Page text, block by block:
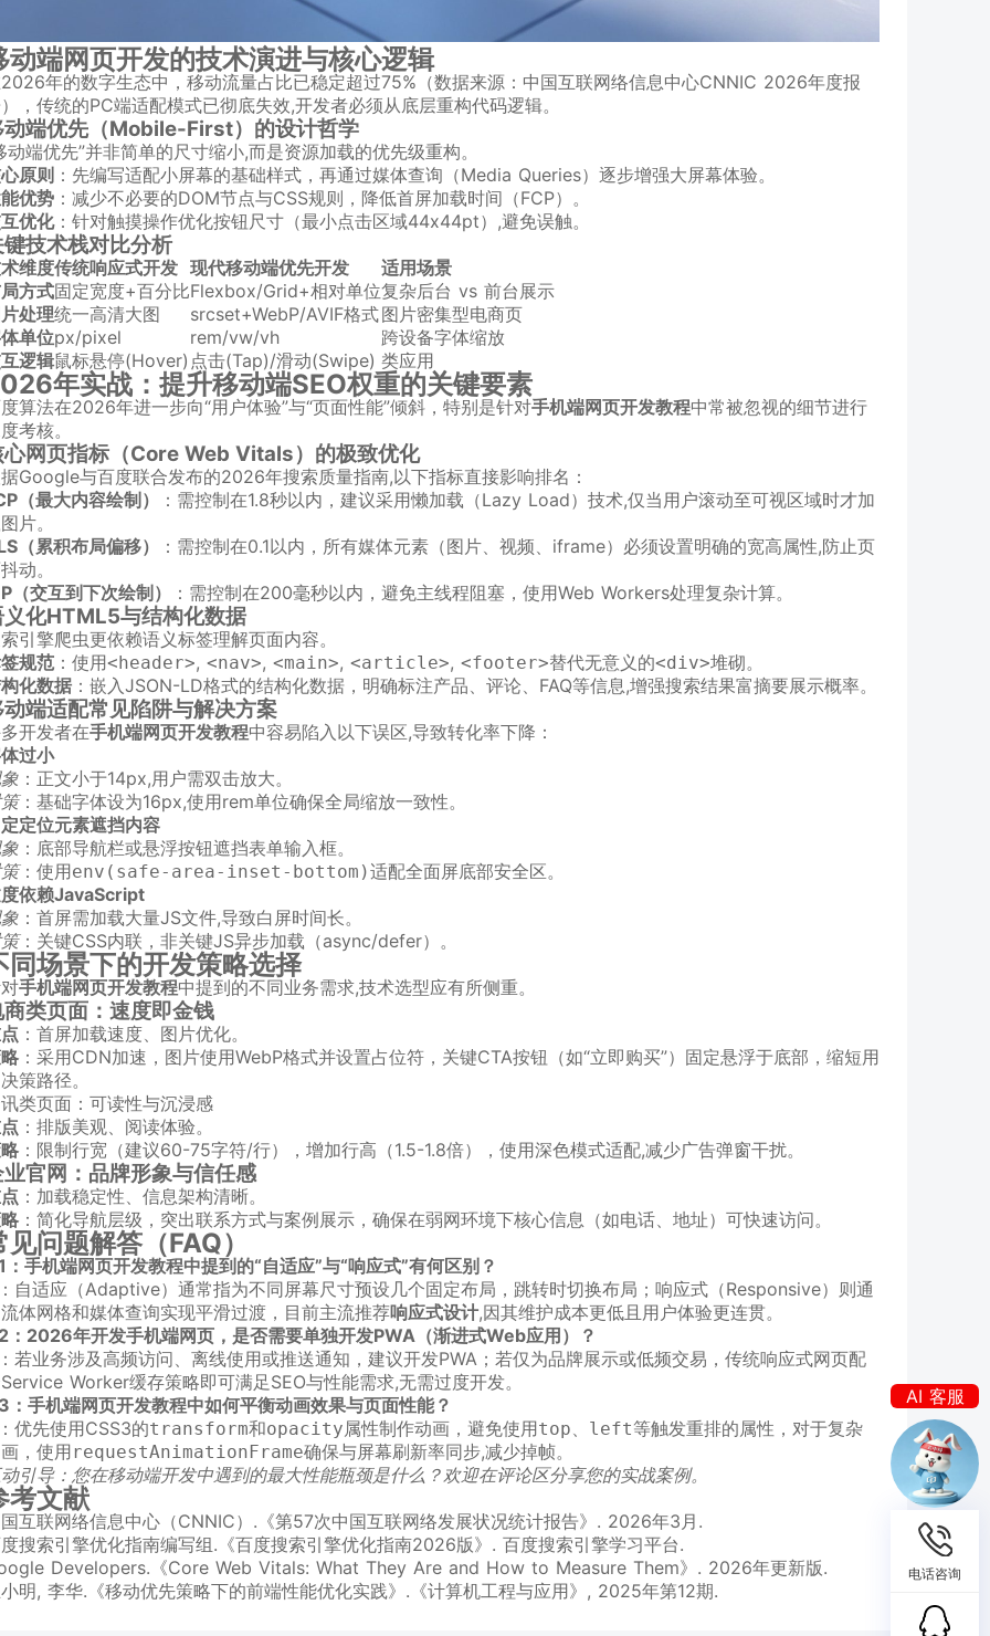
AI 客服
晓云
我是你的
电话咨询
动端网页开发的技术演进与核心逻辑
年的数字生态中，移动流量占比已稳定超过75%（数据来源：中国互联网络信息中心CNNIC 2026年度报
，传统的PC端适配模式已彻底失效,开发者必须从底层重构代码逻辑。
动端优先（Mobile-First）的设计哲学
动端优先”并非简单的尺寸缩小,而是资源加载的优先级重构。
原则 ：先编写适配小屏幕的基础样式，再通过媒体查询（Media Queries）逐步增强大屏幕体验。
优势 ：减少不必要的DOM节点与CSS规则，降低首屏加载时间（FCP）。
优化：针对触摸操作优化按钮尺寸（最小点击区域44x44pt）,避免误触。
技术栈对比分析
维度传统响应式开发 现代移动端优先开发
适用场景
方式固定宽度+百分比Flexbox/Grid+相对单位复杂后台 vs 前台展示
处理统一高清大图 srcset+WebP/AVIF格式图片密集型电商页
单位px/pixel rem/vw/vh
跨设备字体缩放
逻辑鼠标悬停(Hover) 点击(Tap)/滑动(Swipe) 类应用
年实战：提升移动端SEO权重的关键要素
算法在2026年进一步向“用户体验”与“页面性能”倾斜，特别是针对手机端网页开发教程中常被忽视的细节进行
考核。
心网页指标（Core Web Vitals）的极致优化
Google与百度联合发布的2026年搜索质量指南,以下指标直接影响排名：
（最大内容绘制）
：需控制在1.8秒以内，建议采用懒加载（Lazy Load）技术,仅当用户滚动至可视区域时才加
片。
（累积布局偏移）
：需控制在0.1以内，所有媒体元素（图片、视频、iframe）必须设置明确的宽高属性,防止页
动。
（交互到下次绘制）
：需控制在200毫秒以内，避免主线程阻塞，使用Web Workers处理复杂计算。
义化HTML5与结构化数据
引擎爬虫更依赖语义标签理解页面内容。
规范 ：使用<header>, <nav>, <main>, <article>, <footer>替代无意义的<div>堆砌。
化数据 ：嵌入JSON-LD格式的结构化数据，明确标注产品、评论、FAQ等信息,增强搜索结果富摘要展示概率。
端适配常见陷阱与解决方案
开发者在手机端网页开发教程中容易陷入以下误区,导致转化率下降：
过小
：正文小于14px,用户需双击放大。
：基础字体设为16px,使用rem单位确保全局缩放一致性。
定位元素遮挡内容
：底部导航栏或悬浮按钮遮挡表单输入框。
：使用env(safe-area-inset-bottom)适配全面屏底部安全区。
依赖JavaScript
：首屏需加载大量JS文件,导致白屏时间长。
：关键CSS内联，非关键JS异步加载（async/defer）。
同场景下的开发策略选择
手机端网页开发教程中提到的不同业务需求,技术选型应有所侧重。
类页面：速度即金钱
：首屏加载速度、图片优化。
：采用CDN加速，图片使用WebP格式并设置占位符，关键CTA按钮（如“立即购买”）固定悬浮于底部，缩短用
策路径。
类页面：可读性与沉浸感
：排版美观、阅读体验。
：限制行宽（建议60-75字符/行），增加行高（1.5-1.8倍），使用深色模式适配,减少广告弹窗干扰。
官网：品牌形象与信任感
：加载稳定性、信息架构清晰。
：简化导航层级，突出联系方式与案例展示，确保在弱网环境下核心信息（如电话、地址）可快速访问。
见问题解答（FAQ）
：手机端网页开发教程中提到的“自适应”与“响应式”有何区别？
自适应（Adaptive）通常指为不同屏幕尺寸预设几个固定布局，跳转时切换布局；响应式（Responsive）则通
体网格和媒体查询实现平滑过渡，目前主流推荐响应式设计,因其维护成本更低且用户体验更连贯。
：2026年开发手机端网页，是否需要单独开发PWA（渐进式Web应用）？
若业务涉及高频访问、离线使用或推送通知，建议开发PWA；若仅为品牌展示或低频交易，传统响应式网页配
Worker缓存策略即可满足SEO与性能需求,无需过度开发。
：手机端网页开发教程中如何平衡动画效果与页面性能？
优先使用CSS3的transform和opacity属性制作动画，避免使用top left等触发重排的属性，对于复杂
，使用requestAnimationFrame确保与屏幕刷新率同步,减少掉帧。
引导：您在移动端开发中遇到的最大性能瓶颈是什么？欢迎在评论区分享您的实战案例。
考文献
互联网络信息中心（CNNIC）.《第57次中国互联网络发展状况统计报告》. 2026年3月.
搜索引擎优化指南编写组.《百度搜索引擎优化指南2026版》. 百度搜索引擎学习平台.
Developers.《Core Web Vitals: What They Are and How to Measure Them》. 2026年更新版.
明, 李华.《移动优先策略下的前端性能优化实践》.《计算机工程与应用》, 2025年第12期.